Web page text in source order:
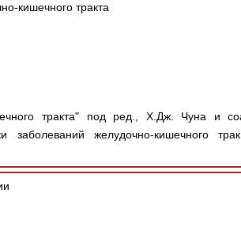
кишечного тракта
тракта" под ред., Х.Дж. Чуна и
заболеваний желудочно-кишечного